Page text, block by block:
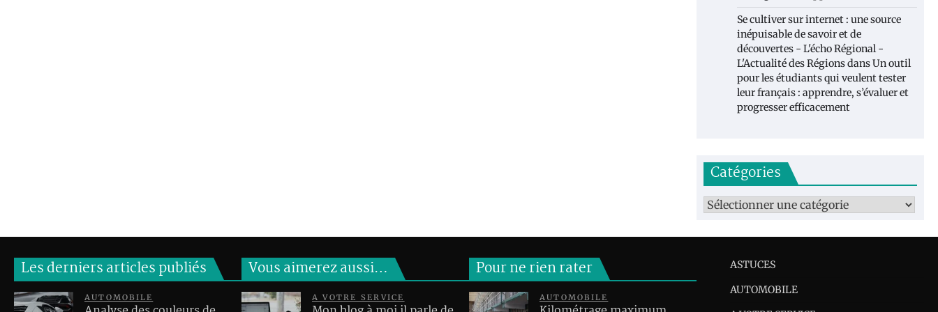
Se cultiver sur internet : une source
inépuisable de savoir et de
découvertes - L'écho Régional -
L'Actualité des RégionsdansUn outil
pour les étudiants qui veulent tester
leur français : apprendre, s’évaluer et
progresser efficacement
Catégories
Catégories
Les derniers articles publiés
AUTOMOBILE
Vous aimerez aussi…
A VOTRE SERVICE
Pour ne rien rater
AUTOMOBILE
ASTUCES
AUTOMOBILE